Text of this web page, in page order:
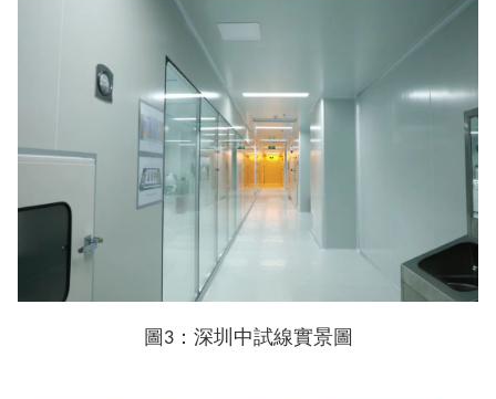
圖3：深圳中試線實景圖